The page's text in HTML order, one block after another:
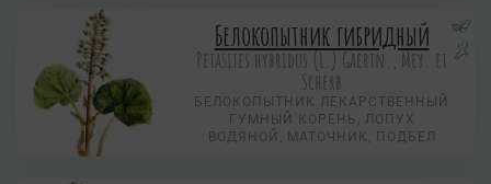
Белокопытник гибридный
Petasites hybridus (L.) Gaertn., Mey. et
Scherb
БЕЛОКОПЫТНИК ЛЕКАРСТВЕННЫЙ
ГУМНЫЙ КОРЕНЬ, ЛОПУХ
ВОДЯНОЙ, МАТОЧНИК, ПОДБЕЛ